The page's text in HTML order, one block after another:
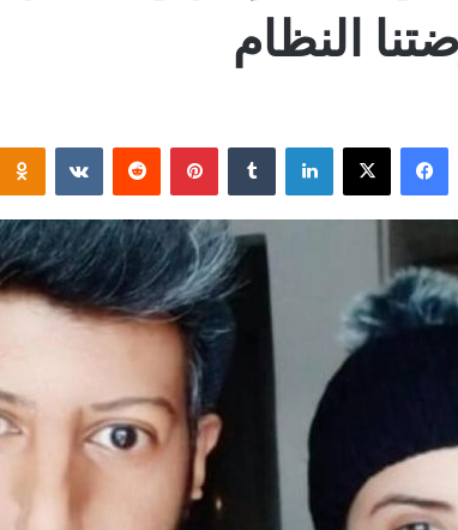
النظام
فيسبوك X لينكدإن بينتيريست